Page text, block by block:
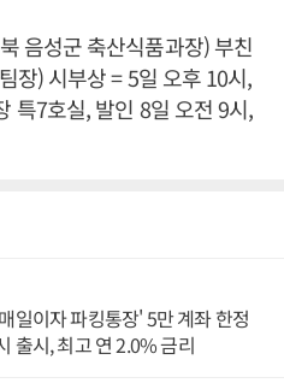
음성군 축산식품과장) 부친
장) 시부상 = 5일 오후 10시,
특7호실, 발인 8일 오전 9시,
일이자 파킹통장' 5만 계좌 한정
출시, 최고 연 2.0% 금리